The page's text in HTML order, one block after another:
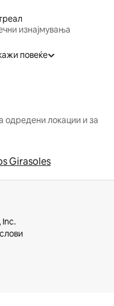
изнајмувања
повеќе
одредени локации и за
Girasoles